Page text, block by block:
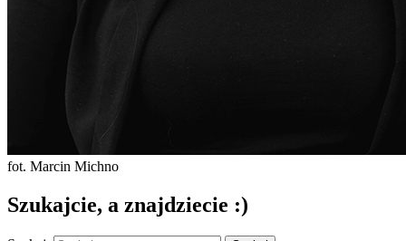
fot. Marcin Michno
Szukajcie, a znajdziecie :)